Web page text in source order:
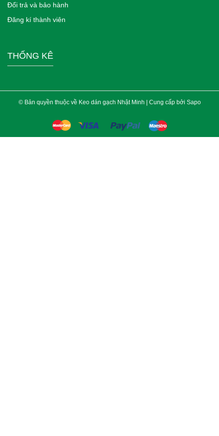
Đổi trả và bảo hành
Đăng kí thành viên
THỐNG KÊ
© Bản quyền thuộc về Keo dán gạch Nhật Minh | Cung cấp bởi Sapo